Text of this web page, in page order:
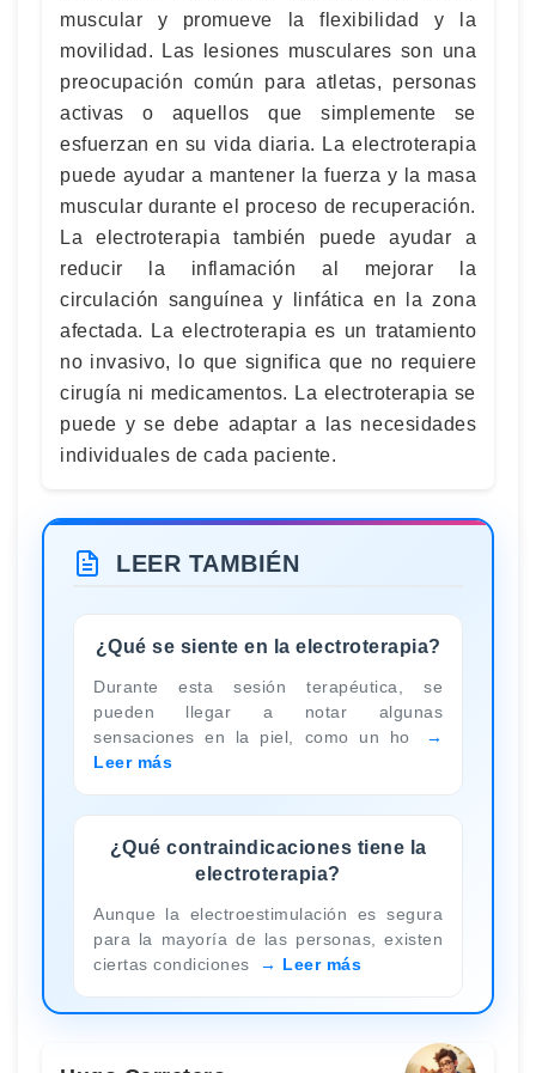
muscular y promueve la flexibilidad y la
movilidad. Las lesiones musculares son una
preocupación común para atletas, personas
activas o aquellos que simplemente se
esfuerzan en su vida diaria. La electroterapia
puede ayudar a mantener la fuerza y la masa
muscular durante el proceso de recuperación.
La electroterapia también puede ayudar a
reducir la inflamación al mejorar la
circulación sanguínea y linfática en la zona
afectada. La electroterapia es un tratamiento
no invasivo, lo que significa que no requiere
cirugía ni medicamentos. La electroterapia se
puede y se debe adaptar a las necesidades
individuales de cada paciente.
LEER TAMBIÉN
¿Qué se siente en la electroterapia?
Durante esta sesión terapéutica, se
pueden llegar a notar algunas
sensaciones en la piel, como un ho
Leer más
¿Qué contraindicaciones tiene la
electroterapia?
Aunque la electroestimulación es segura
para la mayoría de las personas, existen
ciertas condiciones
Leer más